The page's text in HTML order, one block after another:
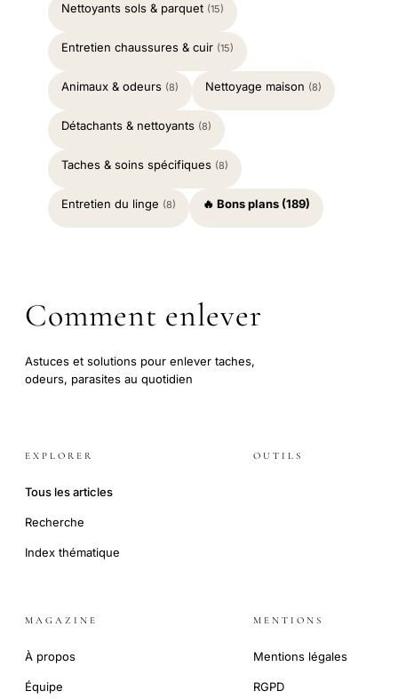
Nettoyants sols & parquet (15)
Entretien chaussures & cuir (15)
Animaux & odeurs (8) Nettoyage maison (8)
Détachants & nettoyants (8)
Taches & soins spécifiques (8)
Entretien du linge (8) 🔥 Bons plans (189)
Comment enlever
Astuces et solutions pour enlever taches,
odeurs, parasites au quotidien
EXPLORER
Tous les articles
Recherche
Index thématique
OUTILS
MAGAZINE
À propos
Équipe
MENTIONS
Mentions légales
RGPD